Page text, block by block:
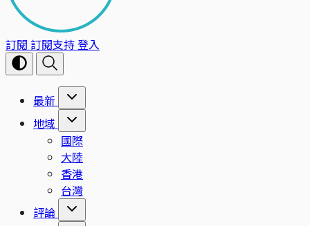
訂閱 訂閱支持登入
最新
地域
國際
大陸
香港
台灣
評論